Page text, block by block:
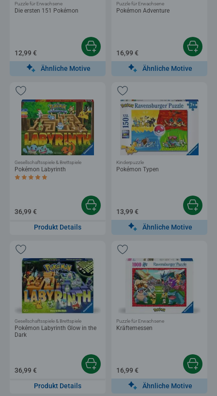
Die ersten 151 Pokémon
Puzzle für Erwachsene
12,99 €
Ähnliche Motive
Pokémon Adventure
Puzzle für Erwachsene
16,99 €
Ähnliche Motive
Pokémon Labyrinth
Durchschnittliche Bewertung 5,0 von 5 Sternen.
Gesellschaftsspiele & Brettspiele
36,99 €
Produkt Details
Pokémon Typen
Kinderpuzzle
13,99 €
Ähnliche Motive
Pokémon Labyrinth Glow in the
Dark
Gesellschaftsspiele & Brettspiele
36,99 €
Produkt Details
Kräftemessen
Puzzle für Erwachsene
16,99 €
Ähnliche Motive